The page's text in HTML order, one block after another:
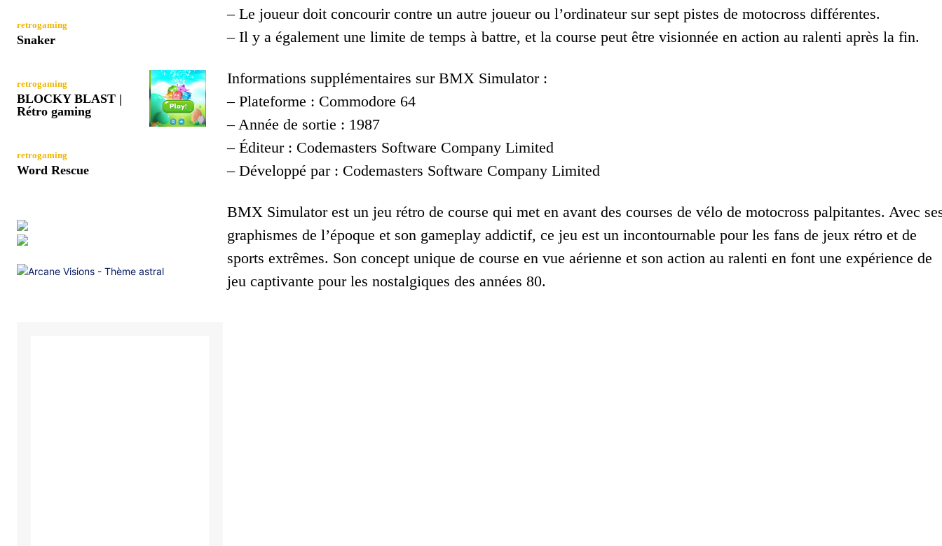
retrogaming
Snaker
retrogaming
BLOCKY BLAST |
Rétro gaming
retrogaming
Word Rescue
– Le joueur doit concourir contre un autre joueur ou l’ordinateur sur sept pistes de motocross différentes.
– Il y a également une limite de temps à battre, et la course peut être visionnée en action au ralenti après la fin.
Informations supplémentaires sur BMX Simulator :
– Plateforme : Commodore 64
– Année de sortie : 1987
– Éditeur : Codemasters Software Company Limited
– Développé par : Codemasters Software Company Limited
BMX Simulator est un jeu rétro de course qui met en avant des courses de vélo de motocross palpitantes. Avec
graphismes de l’époque et son gameplay addictif, ce jeu est un incontournable pour les fans de jeux rétro et de
sports extrêmes. Son concept unique de course en vue aérienne et son action au ralenti en font une expérience de
jeu captivante pour les nostalgiques des années 80.